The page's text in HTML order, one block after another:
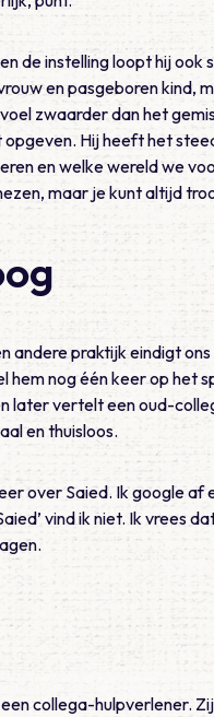
de instelling loopt hij
en pasgeboren kind,
zwaarder dan het
opgeven. Hij heeft het
en welke wereld we
maar je kunt altijd
andere praktijk eindigt
hem nog één keer op het
later vertelt een oud-
en thuisloos.
over Saied. Ik google
vind ik niet. Ik vrees
collega-hulpverlener.